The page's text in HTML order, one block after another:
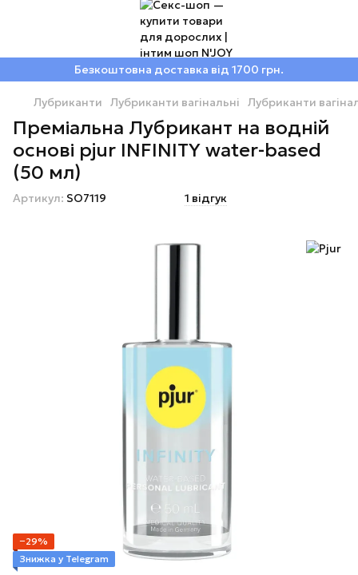
Безкоштовна доставка від 1700 грн.
Лубриканти Лубриканти вагінальні Лубриканти
Преміальна Лубрикант на водній
основі pjur INFINITY water-based
(50 мл)
Артикул: SO7119 1 відгук
−29%
Знижка у Telegram